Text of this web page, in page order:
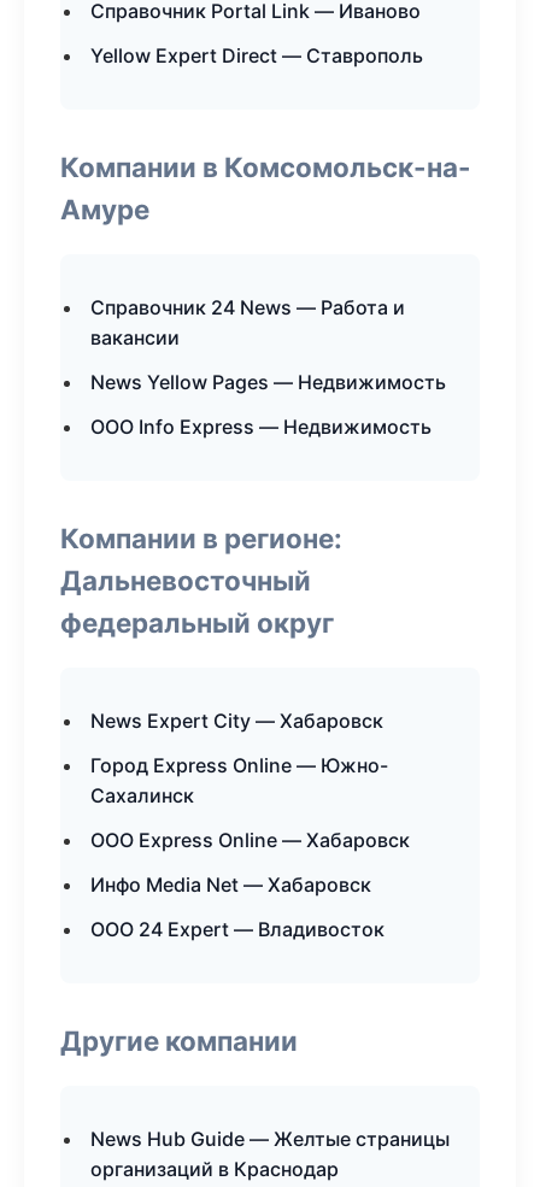
Справочник Portal Link — Иваново
Yellow Expert Direct — Ставрополь
Компании в Комсомольск-на-
Амуре
Справочник 24 News — Работа и
вакансии
News Yellow Pages — Недвижимость
ООО Info Express — Недвижимость
Компании в регионе:
Дальневосточный
федеральный округ
News Expert City — Хабаровск
Город Express Online — Южно-
Сахалинск
ООО Express Online — Хабаровск
Инфо Media Net — Хабаровск
ООО 24 Expert — Владивосток
Другие компании
News Hub Guide — Желтые страницы
организаций в Краснодар